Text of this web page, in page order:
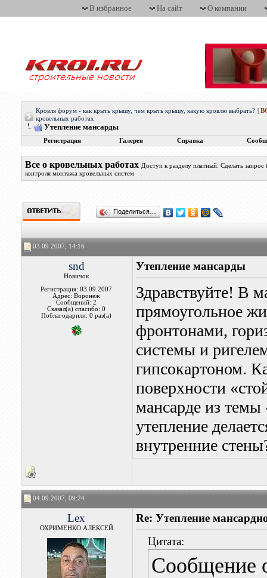
В избранное На сайт О компании
Кровля форум - как крыть крышу, чем крыть крышу, какую кровлю выбрать?
кровельных работах
Утепление мансарды
Регистрация Галерея Справка
Все о кровельных работах Доступ к разделу платный. Сделать
контроля монтажа кровельных систем
Поделиться…
03.09.2007, 14:16
snd
Новичок
Регистрация: 03.09.2007
Адрес: Воронеж
Сообщений: 2
Сказал(а) спасибо: 0
Поблагодарили: 0 раз(а)
Утепление мансарды
Здравствуйте! В
прямоугольное
фронтонами,
системы и
гипсокартоном.
поверхности
мансарде из
утепление
внутренние
04.09.2007, 09:24
Lex
ОХРИМЕНКО АЛЕКСЕЙ
Re: Утепление
Цитата:
Сообщение